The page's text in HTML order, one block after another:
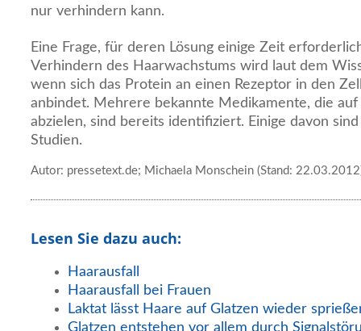
nur verhindern kann.
Eine Frage, für deren Lösung einige Zeit
Verhindern des Haarwachstums wird laut dem
wenn sich das Protein an einen Rezeptor in den
anbindet. Mehrere bekannte Medikamente, die auf
abzielen, sind bereits identifiziert. Einige davon
Studien.
Autor: pressetext.de; Michaela Monschein (Stand:
Lesen Sie dazu auch:
Haarausfall
Haarausfall bei Frauen
Laktat lässt Haare auf Glatzen wieder
Glatzen entstehen vor allem durch